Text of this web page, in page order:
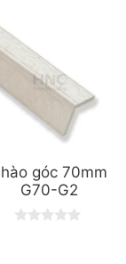
góc 70mm
G70-G2